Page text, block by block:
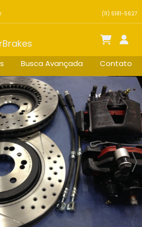
(11) 5181-5627
Busca Avançada Contato